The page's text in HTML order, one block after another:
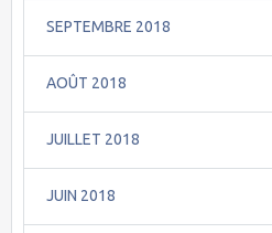
SEPTEMBRE 2018
AOÛT 2018
JUILLET 2018
JUIN 2018